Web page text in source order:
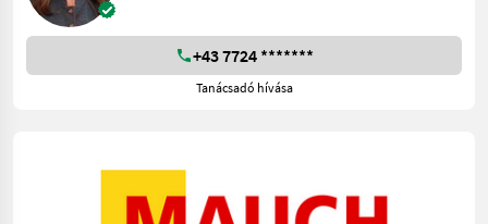
+43 7724 *******
Tanácsadó hívása